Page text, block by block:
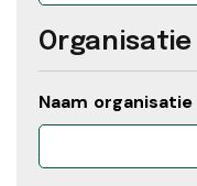
Organisatie
Naam organisatie